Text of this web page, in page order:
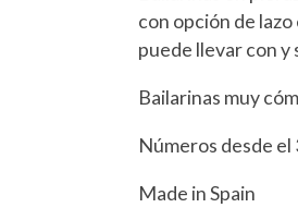
con opción de
puede llevar con y
Bailarinas muy
Números desde el
Made in Spain